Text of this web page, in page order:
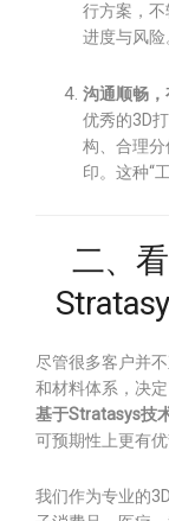
行方案，
进度与风险
沟通顺畅，
优秀的3D
构、合理
印。这种“
二、
尽管很多客户并
和材料体系，决
基于Stratasys技
可预期性上更有优
我们作为专业的